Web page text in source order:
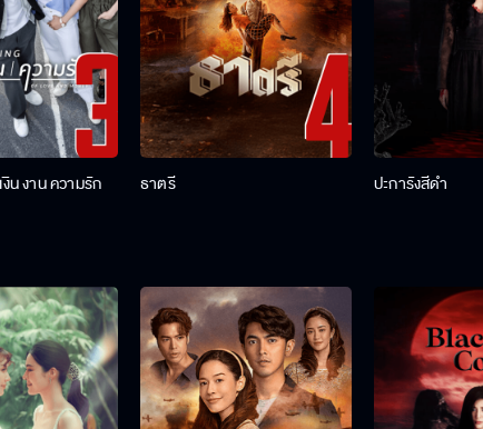
น งาน ความรัก ธาตรี ปะการังสีดำ